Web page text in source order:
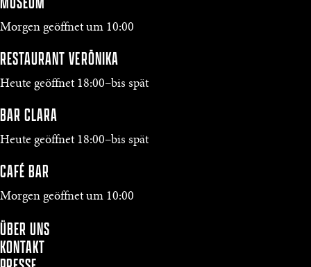
Morgen geöffnet um 10:00
RESTAURANT VERŌNIKA
Heute geöffnet 18:00–bis spät
BAR CLARA
Heute geöffnet 18:00–bis spät
CAFÉ BAR
Morgen geöffnet um 10:00
ÜBER UNS
KONTAKT